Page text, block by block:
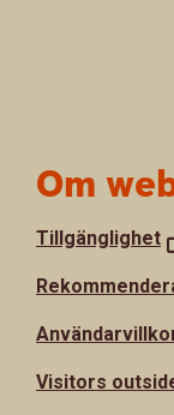
Om
Tillgänglighet
Visitors